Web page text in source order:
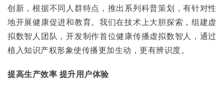
创新，根据不同人群特点，推出系列科普策划，有针对性
地开展健康促进和教育。我们在技术上大胆探索，组建虚
拟数智人团队，开发制作首位健康传播虚拟数智人，通过
植入知识产权形象使传播更加生动，更有辨识度。
提高生产效率 提升用户体验